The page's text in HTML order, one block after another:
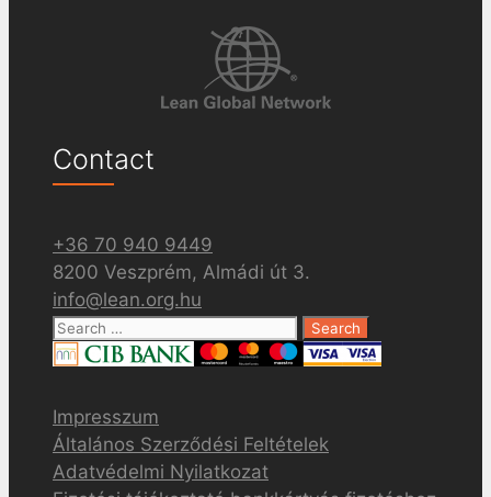
Contact
+36 70 940 9449
8200 Veszprém, Almádi út 3.
info@lean.org.hu
Search
for:
Impresszum
Általános Szerződési Feltételek
Adatvédelmi Nyilatkozat